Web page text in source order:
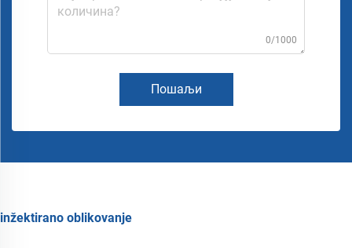
0/1000
Пошаљи
inžektirano oblikovanje